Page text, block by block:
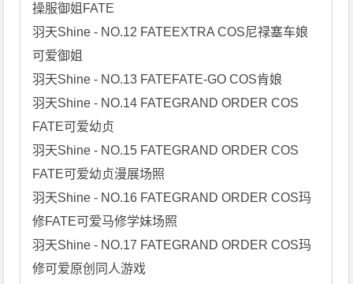
操服御姐FATE
羽天Shine - NO.12 FATEEXTRA COS尼禄塞车娘
可爱御姐
羽天Shine - NO.13 FATEFATE-GO COS肯娘
羽天Shine - NO.14 FATEGRAND ORDER COS
FATE可爱幼贞
羽天Shine - NO.15 FATEGRAND ORDER COS
FATE可爱幼贞漫展场照
羽天Shine - NO.16 FATEGRAND ORDER COS玛
修FATE可爱马修学妹场照
羽天Shine - NO.17 FATEGRAND ORDER COS玛
修可爱原创同人游戏